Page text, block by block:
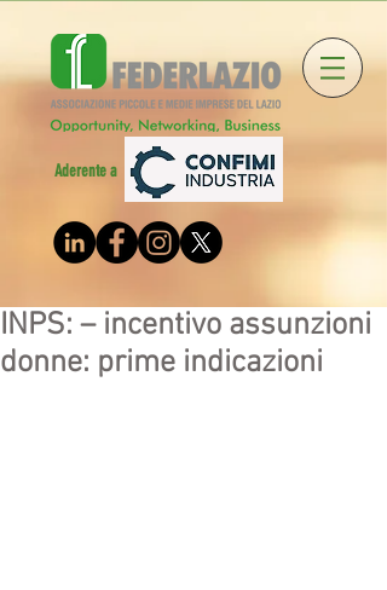
Aderente a
INPS: – incentivo assunzioni
donne: prime indicazioni